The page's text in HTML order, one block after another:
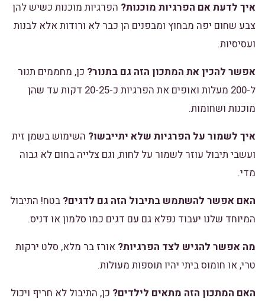
איך לדעת אם הפרגיות מוכנות? הפרגיות מוכנות כשיש להן
צבע שחום יפה מבחוץ ומבפנים הן כבר לא ורודות אלא לבנות
ועסיסיות.
אפשר להכין את המתכון הזה גם בתנור? כן, מחממים תנור
ל-200 מעלות ואופים את הפרגיות כ-20-25 דקות עד שהן
מוכנות ושחומות.
איך לשמור על הפרגיות שלא יתייבשו? השימוש בשמן זית
ועשבי תיבול עוזר לשמור על לחות, וגם צלייה בחום לא גבוה
מדי.
האם אפשר להשתמש בתיבול הזה גם לדגים? בטח! התיבול
המיוחד שלנו יעבוד נפלא גם עם דגים כמו סלמון או דניס.
מה אפשר להגיש לצד הפרגיות? אורז בר מלא, סלט ירקות
טרי, או חומוס ביתי יהיו תוספות מעולות.
האם המתכון הזה מתאים לילדים? כן, התיבול לא חריף ויכול